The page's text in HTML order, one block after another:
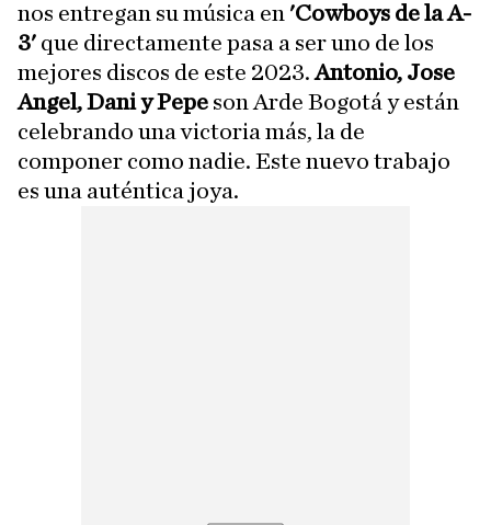
nos entregan su música en 'Cowboys de la A-
3' que directamente pasa a ser uno de los
mejores discos de este 2023.Antonio, Jose
Angel, Dani y Pepe son Arde Bogotá y están
celebrando una victoria más, la de
componer como nadie. Este nuevo trabajo
es una auténtica joya.